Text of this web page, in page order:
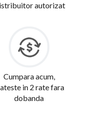
autorizat
Cumpara acum,
in 2 rate fara
dobanda